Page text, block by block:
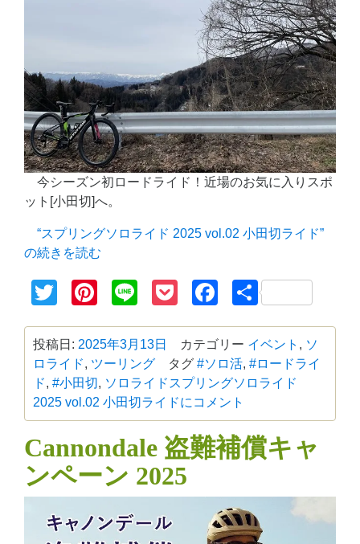
今シーズン初ロードライド！近場のお気に入りスポ
ット[小田切]へ。
“スプリングソロライド 2025 vol.02 小田切ライド”
の続きを読む
TwitterPinterest
Line PocketFacebook
共
投稿日: 2025年3月13日 カテゴリー イベント , ソ
ロライド, ツーリング タグ #ソロ活, #ロードライ
ド, #小田切, ソロライド スプリングソロライド
2025 vol.02 小田切ライドに コメント
Cannondale 盗難補償キャ
ンペーン 2025